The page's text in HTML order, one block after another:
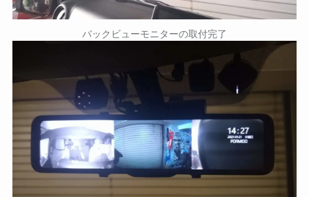
バックビューモニターの取付完了